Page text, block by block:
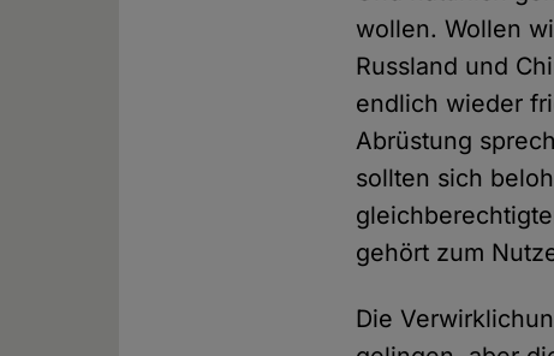
wollen. Wollen
Russland und
endlich wieder
Abrüstung
sollten sich
gehört zum
Die